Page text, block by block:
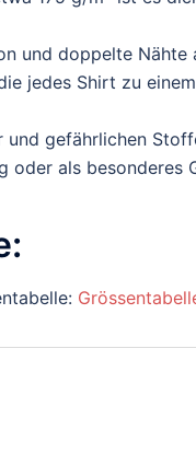
und doppelte
jedes Shirt zu
und gefährlichen
oder als besonderes